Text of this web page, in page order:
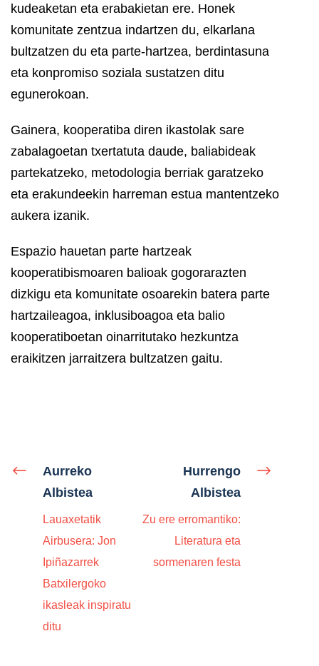
kudeaketan eta erabakietan ere. Honek
komunitate zentzua indartzen du, elkarlana
bultzatzen du eta parte-hartzea, berdintasuna
eta konpromiso soziala sustatzen ditu
egunerokoan.
Gainera, kooperatiba diren ikastolak sare
zabalagoetan txertatuta daude, baliabideak
partekatzeko, metodologia berriak garatzeko
eta erakundeekin harreman estua mantentzeko
aukera izanik.
Espazio hauetan parte hartzeak
kooperatibismoaren balioak gogorarazten
dizkigu eta komunitate osoarekin batera parte
hartzaileagoa, inklusiboagoa eta balio
kooperatiboetan oinarritutako hezkuntza
eraikitzen jarraitzera bultzatzen gaitu.
Aurreko
Albistea
Lauaxetatik
Airbusera: Jon
Ipiñazarrek
Batxilergoko
ikasleak inspiratu
ditu
Hurrengo
Albistea
Zu ere erromantiko:
Literatura eta
sormenaren festa